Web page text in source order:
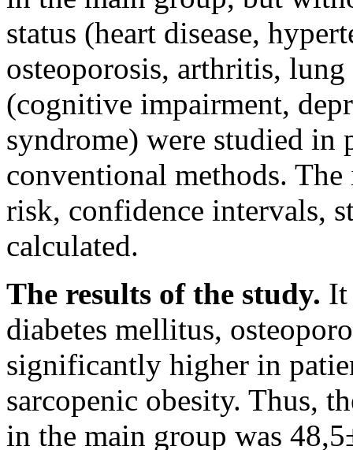
status (heart disease,
osteoporosis, arthritis, lung
(cognitive impairment,
syndrome) were studied in
conventional methods.
risk, confidence intervals,
calculated.
The results of the study. It
diabetes mellitus,
significantly higher in
sarcopenic obesity. Thus,
in the main group was